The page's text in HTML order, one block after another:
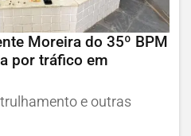
Moreira do 35º BPM
por tráfico em
e outras